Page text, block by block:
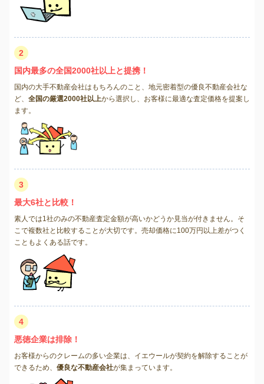
2
国内最多の全国2000社以上と提携！
国内の大手不動産会社はもちろんのこと、地元密着型の優良不動産会社な
ど、 全国の厳選2000社以上から選択し、お客様に最適な査定価格を提案し
ます。
3
最大6社と比較！
素人では1社のみの不動産査定金額が高いかどうか見当が付きません。そ
こで複数社と比較することが大切です。売却価格に100万円以上差がつく
こともよくある話です。
4
悪徳企業は排除！
お客様からのクレームの多い企業は、イエウールが契約を解除することが
できるため、 優良な不動産会社が集まっています。